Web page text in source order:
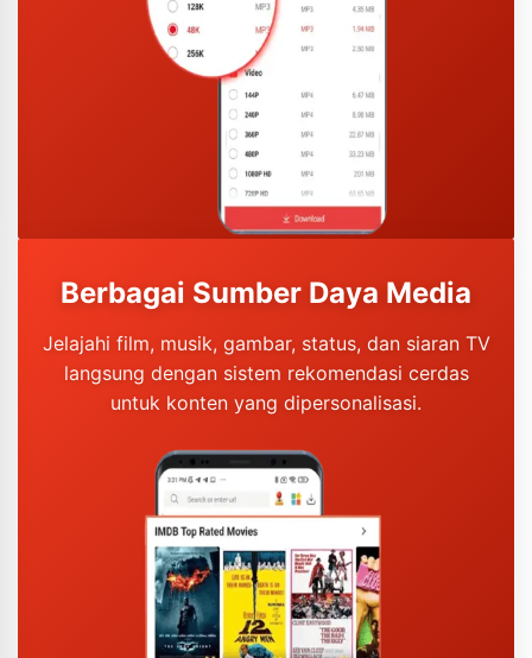
Berbagai Sumber Daya Media
Jelajahi film, musik, gambar, status, dan siaran TV
langsung dengan sistem rekomendasi cerdas
untuk konten yang dipersonalisasi.